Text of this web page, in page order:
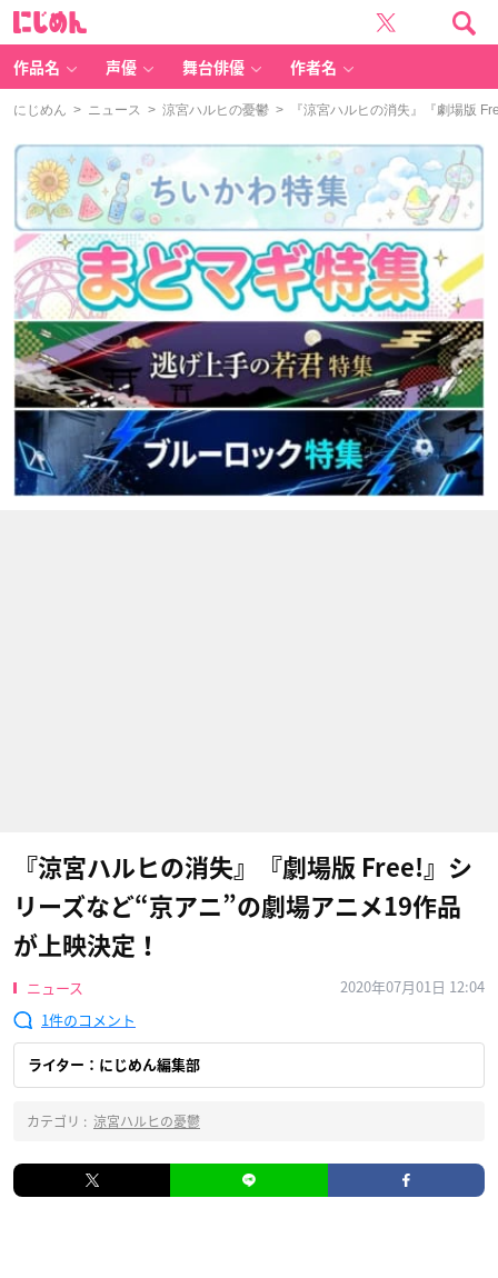
作品名 声優 舞台俳優 作者名
にじめん > ニュース > 涼宮ハルヒの憂鬱 > 『涼宮ハルヒの消失』『劇場版
『涼宮ハルヒの消失』『劇場版 Free!』シ
リーズなど“京アニ”の劇場アニメ19作品
が上映決定！
ニュース
2020年07月01日 12:04
1
ライター：にじめん編集部
カテゴリ : 涼宮ハルヒの憂鬱